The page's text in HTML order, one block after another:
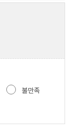
불만족